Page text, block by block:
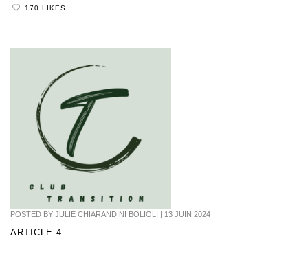
170 LIKES
POSTED BY JULIE CHIARANDINI BOLIOLI | 13 JUIN 2024
ARTICLE 4